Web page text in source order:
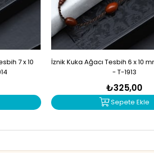
7 x 10
İznik Kuka Ağacı Tesbih 6 x 10
- T-1913
₺325,00
Sepete Ekle